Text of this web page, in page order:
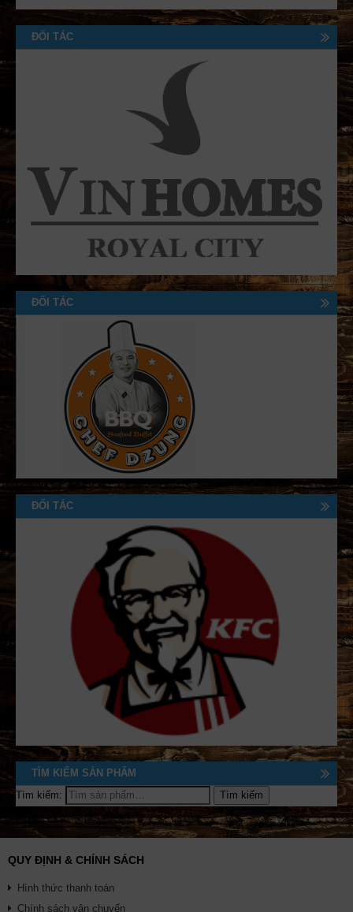
ĐỐI TÁC
ĐỐI TÁC
ĐỐI TÁC
TÌM KIẾM SẢN PHẨM
Tìm kiếm:
QUY ĐỊNH & CHÍNH SÁCH
Hình thức thanh toán
Chính sách vận chuyển